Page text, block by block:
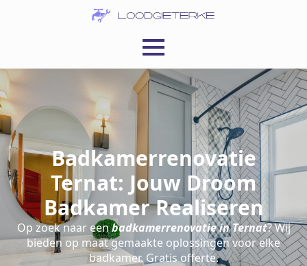
Badkamerrenovatie
Ternat: Jouw Droom
Badkamer Realiseren
Op zoek naar eenbadkamerrenovatie in Ternat? Wij
bieden op maat gemaakte oplossingen voor elke
badkamer. Gratis offerte.